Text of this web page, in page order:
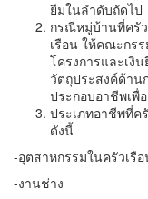
ยืมในลำดับถัดไป
กรณีหมู่บ้านที่ครั
เรือน ให้คณะกร
โครงการและเงิ
วัตถุประสงค์ด้า
ประกอบอาชีพเ
ประเภทอาชีพที่ค
ดังนี้
-อุตสาหกรรมในครั
-งานช่าง -